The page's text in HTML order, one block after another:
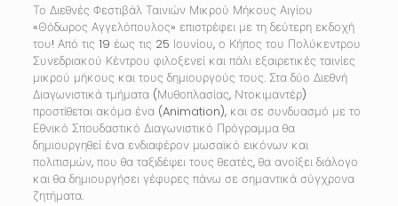
Το Διεθνές Φεστιβάλ Ταινιών Μικρού Μήκους Αιγίου
«Θόδωρος Αγγελόπουλος» επιστρέφει με τη δεύτερη εκδοχή
του! Από τις 19 έως τις 25 Ιουνίου, ο Κήπος του Πολύκεντρου
Συνεδριακού Κέντρου φιλοξενεί και πάλι εξαιρετικές ταινίες
μικρού μήκους και τους δημιουργούς τους. Στα δύο Διεθνή
Διαγωνιστικά τμήματα (Μυθοπλασίας, Ντοκιμαντέρ)
προστίθεται ακόμα ένα (Animation), και σε συνδυασμό με το
Εθνικό Σπουδαστικό Διαγωνιστικό Πρόγραμμα θα
δημιουργηθεί ένα ενδιαφέρον μωσαϊκό εικόνων και
πολιτισμών, που θα ταξιδέψει τους θεατές, θα ανοίξει διάλογο
και θα δημιουργήσει γέφυρες πάνω σε σημαντικά σύγχρονα
ζητήματα.